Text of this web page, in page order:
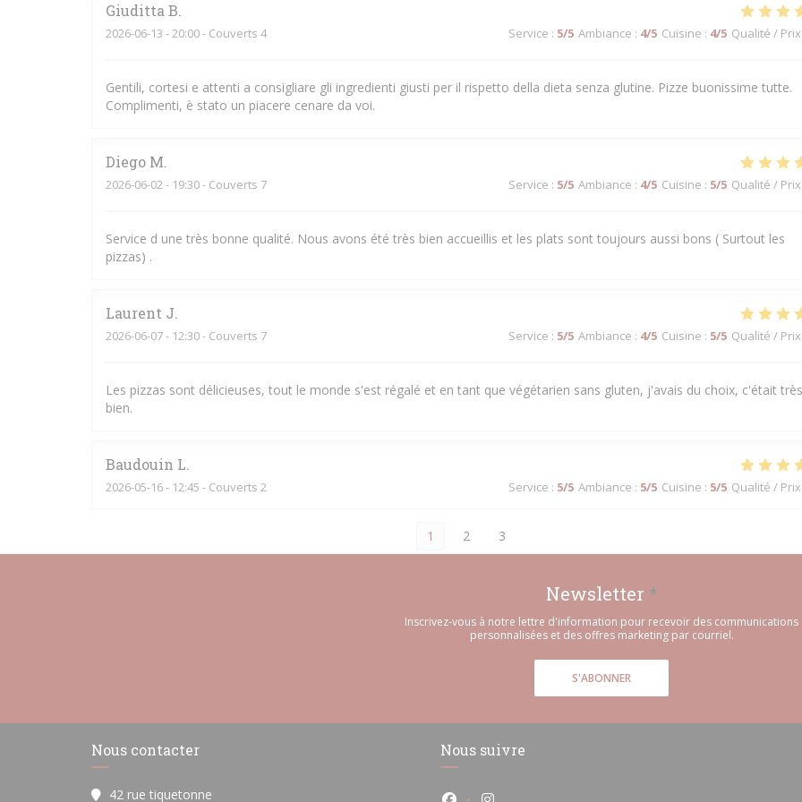
Giuditta B
2026-06-13 - 20:00 - Couverts 4 Service : 5/5 Ambiance : 4/5 Cuisine : 4/5 Qualité / Prix
Gentili, cortesi e attenti a consigliare gli ingredienti giusti per il rispetto della dieta senza glutine. Pizze buonissime tutte.
Complimenti, è stato un piacere cenare da voi.
Diego M
2026-06-02 - 19:30 - Couverts 7 Service : 5/5 Ambiance : 4/5 Cuisine : 5/5 Qualité / Prix
Service d une très bonne qualité. Nous avons été très bien accueillis et les plats sont toujours aussi bons ( Surtout les
pizzas) .
Laurent J
2026-06-07- 12:30 - Couverts 7 Service : 5/5 Ambiance : 4/5 Cuisine : 5/5 Qualité / Prix
Les pizzas sont délicieuses, tout le monde s'est régalé et en tant que végétarien sans gluten, j'avais du choix, c'était très
bien.
Baudouin L
2026-05-16- 12:45 - Couverts 2 Service : 5/5 Ambiance : 5/5 Cuisine : 5/5 Qualité / Prix
1 2 3
Newsletter *
Inscrivez-vous à notre lettre d'information pour recevoir des communications
personnalisées et des offres marketing par courriel.
S'ABONNER
Nous contacter
42 rue tiquetonne
Nous suivre